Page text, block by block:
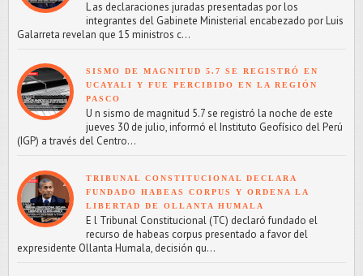
L as declaraciones juradas presentadas por los
integrantes del Gabinete Ministerial encabezado por Luis
Galarreta revelan que 15 ministros c...
SISMO DE MAGNITUD 5.7 SE REGISTRÓ EN
UCAYALI Y FUE PERCIBIDO EN LA REGIÓN
PASCO
U n sismo de magnitud 5.7 se registró la noche de este
jueves 30 de julio, informó el Instituto Geofísico del Perú
(IGP) a través del Centro...
TRIBUNAL CONSTITUCIONAL DECLARA
FUNDADO HABEAS CORPUS Y ORDENA LA
LIBERTAD DE OLLANTA HUMALA
E l Tribunal Constitucional (TC) declaró fundado el
recurso de habeas corpus presentado a favor del
expresidente Ollanta Humala, decisión qu...